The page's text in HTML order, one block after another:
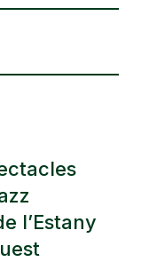
l’Estany